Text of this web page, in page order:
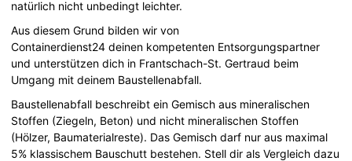
natürlich nicht unbedingt leichter.
Aus diesem Grund bilden wir von
Containerdienst24 deinen kompetenten Entsorgungspartner
und unterstützen dich in Frantschach-St. Gertraud beim
Umgang mit deinem Baustellenabfall.
Baustellenabfall beschreibt ein Gemisch aus mineralischen
Stoffen (Ziegeln, Beton) und nicht mineralischen Stoffen
(Hölzer, Baumaterialreste). Das Gemisch darf nur aus maximal
5% klassischem Bauschutt bestehen. Stell dir als Vergleich dazu